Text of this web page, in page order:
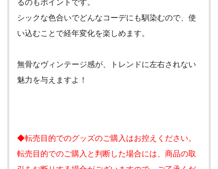
シックな色合いでどんなコーデにも馴染むので、使
い込むことで経年変化を楽しめます。
無骨なヴィンテージ感が、トレンドに左右されない
魅力を与えますよ！
◆転売目的でのグッズのご購入はお控えください。
転売目的でのご購入と判断した場合には、商品の取